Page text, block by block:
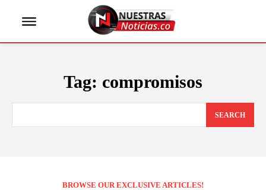
Tag: compromisos
SEARCH
BROWSE OUR EXCLUSIVE ARTICLES!